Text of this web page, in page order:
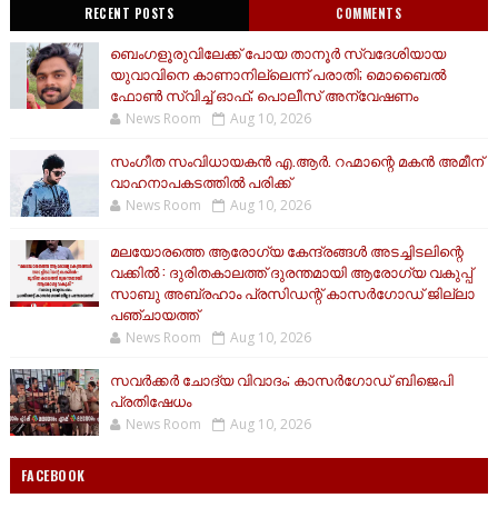
RECENT POSTS COMMENTS
ബെംഗളൂരുവിലേക്ക് പോയ താനൂര്‍ സ്വദേശിയായ
യുവാവിനെ കാണാനില്ലെന്ന് പരാതി; മൊബൈല്‍
ഫോണ്‍ സ്വിച്ച് ഓഫ്; പൊലീസ് അന്വേഷണം
News Room Aug 10, 2026
സംഗീത സംവിധായകൻ എ.ആർ. റഹ്മാന്റെ മകൻ അമീന്
വാഹനാപകടത്തിൽ പരിക്ക്
News Room Aug 10, 2026
മലയോരത്തെ ആരോഗ്യ കേന്ദ്രങ്ങൾ അടച്ചിടലിന്റെ
വക്കിൽ : ദുരിതകാലത്ത് ദുരന്തമായി ആരോഗ്യ വകുപ്പ്
സാബു അബ്രഹാം പ്രസിഡന്റ്‌ കാസർഗോഡ് ജില്ലാ
പഞ്ചായത്ത്
News Room Aug 10, 2026
സവര്‍ക്കര്‍ ചോദ്യ വിവാദം; കാസര്‍ഗോഡ് ബിജെപി
പ്രതിഷേധം
News Room Aug 10, 2026
FACEBOOK